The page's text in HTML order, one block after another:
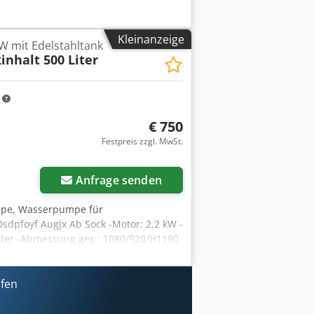
oder über Softstarter /
des Geräts – die Pumpe ist:
versehen sofort verfügbar.
Kleinanzeige
mit Edelstahltank
500 Liter
€ 750
Festpreis zzgl. MwSt.
Anfrage senden
Wasserpumpe für
Augjx Ab Sock -Motor: 2,2 kW -
-Abmessung ges.: 1080/920/H1190